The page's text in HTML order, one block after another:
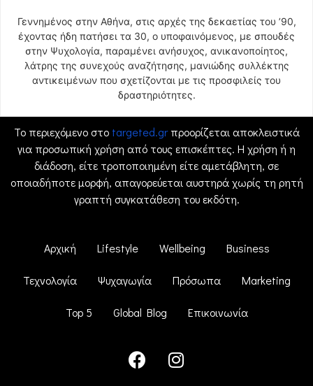
Γεννημένος στην Αθήνα, στις αρχές της δεκαετίας του ’90,
έχοντας ήδη πατήσει τα 30, ο υποφαινόμενος, με σπουδές
στην Ψυχολογία, παραμένει ανήσυχος, ανικανοποίητος,
λάτρης της συνεχούς αναζήτησης, μανιώδης συλλέκτης
αντικειμένων που σχετίζονται με τις προσφιλείς του
δραστηριότητες.
Το περιεχόμενο στο targeted.grπροορίζεται αποκλειστικά
για προσωπική χρήση από τους επισκέπτες. Η χρήση ή η
διάδοση, είτε τροποποιημένη είτε αμετάβλητη, σε
οποιαδήποτε μορφή, απαγορεύεται αυστηρά χωρίς τη ρητή
γραπτή συγκατάθεση του εκδότη.
Αρχική Lifestyle Wellbeing Business
Τεχνολογία Ψυχαγωγία Πρόσωπα Marketing
Top 5 Global Blog Επικοινωνία